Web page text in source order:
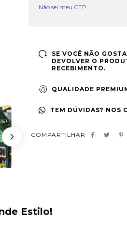
Não sei meu CEP
SE VOCÊ NÃO
DEVOLVER O
RECEBIMENTO.
QUALIDADE
TEM DÚVIDAS? NOS
COMPARTILHAR
Estilo!